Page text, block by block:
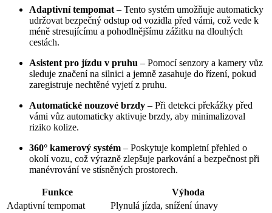
Adaptivní tempomat – Tento systém umožňuje automaticky
udržovat bezpečný odstup od vozidla před vámi, což vede k
méně stresujícímu a pohodlnějšímu zážitku na dlouhých
cestách.
Asistent pro jízdu v pruhu – Pomocí senzory a kamery vůz
sleduje značení na silnici a jemně zasahuje do řízení, pokud
zaregistruje nechtěné vyjetí z pruhu.
Automatické nouzové brzdy – Při detekci překážky před
vámi vůz automaticky aktivuje brzdy, aby minimalizoval
riziko kolize.
360° kamerový systém – Poskytuje kompletní přehled o
okolí vozu, což výrazně zlepšuje parkování a bezpečnost při
manévrování ve stísněných prostorech.
Funkce
Výhoda
Adaptivní tempomat
Plynulá jízda, snížení únavy